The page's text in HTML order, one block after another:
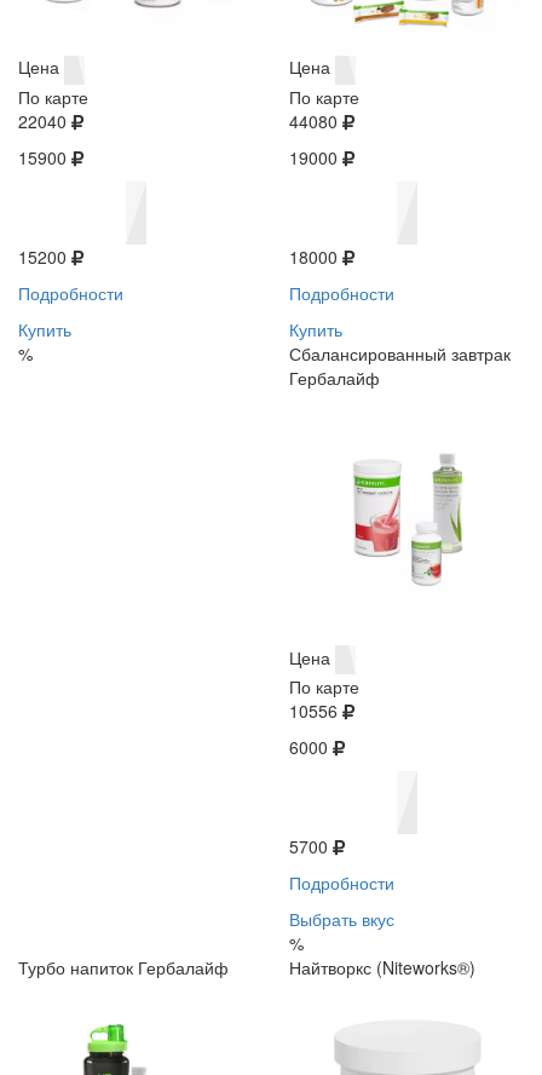
Цена
По карте
22040
15900
15200
Подробности
Купить
%
Цена
По карте
44080
19000
18000
Подробности
Купить
Сбалансированный завтрак
Гербалайф
Цена
По карте
10556
6000
5700
Подробности
Выбрать вкус
%
Турбо напиток Гербалайф
Найтворкс (Niteworks®)